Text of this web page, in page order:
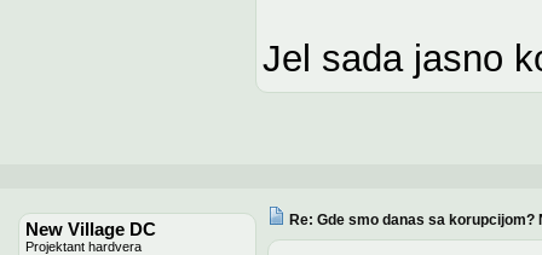
Jel sada jasno
New Village DC
Projektant hardvera
Re: Gde smo danas sa korupcijom?